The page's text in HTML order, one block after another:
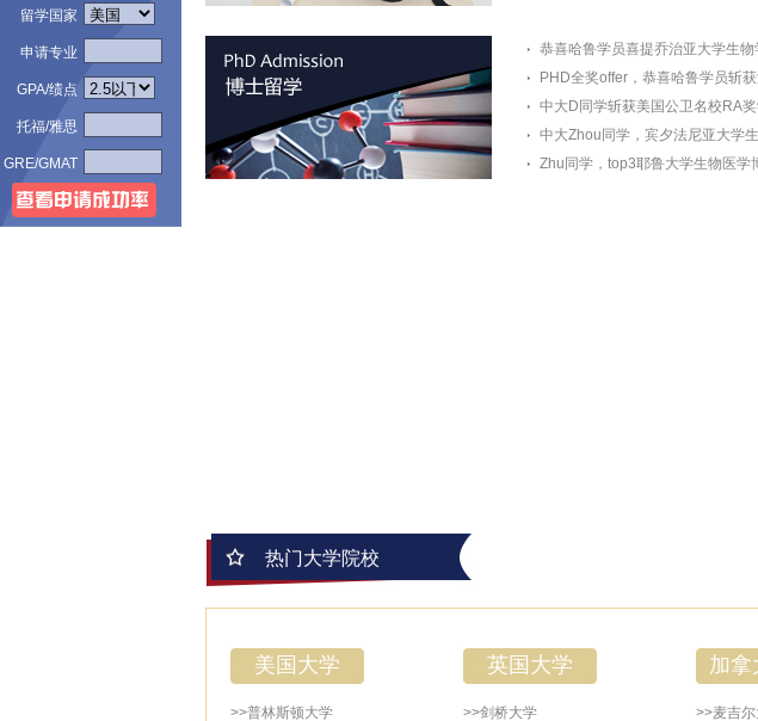
恭喜哈鲁学员喜提乔治亚大学生物
​PHD全奖offer，恭喜哈鲁学员斩
中大D同学斩获美国公卫名校RA
中大Zhou同学，宾夕法尼亚大学
Zhu同学，top3耶鲁大学生物医学
热门大学院校
美国大学
>>普林斯顿大学
英国大学
>>剑桥大学
加拿
>>麦吉
留学国家
申请专业
GPA/绩点
托福/雅思
GRE/GMAT